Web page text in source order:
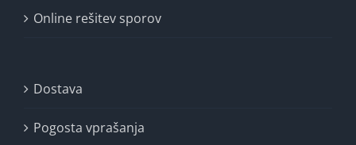
Online rešitev sporov
Dostava
Pogosta vprašanja